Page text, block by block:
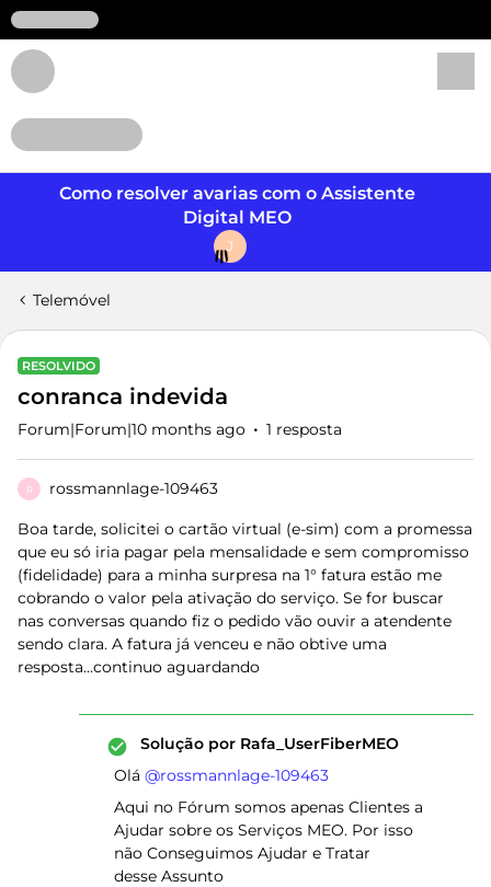
Como resolver avarias com o Assistente
Digital MEO
J
Telemóvel
RESOLVIDO
conranca indevida
Forum|Forum|10 months ago 1 resposta
R rossmannlage-109463
Boa tarde, solicitei o cartão virtual (e-sim) com a promessa
que eu só iria pagar pela mensalidade e sem compromisso
(fidelidade) para a minha surpresa na 1° fatura estão me
cobrando o valor pela ativação do serviço. Se for buscar
nas conversas quando fiz o pedido vão ouvir a atendente
sendo clara. A fatura já venceu e não obtive uma
resposta...continuo aguardando
Solução por Rafa_UserFiberMEO
Olá ​ @rossmannlage-109463
Aqui no Fórum somos apenas Clientes a
Ajudar sobre os Serviços MEO. Por isso
não Conseguimos Ajudar e Tratar
desse Assunto